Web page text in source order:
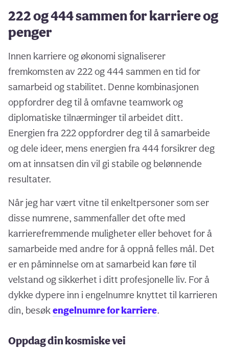
222 og 444 sammen for karriere og
penger
Innen karriere og økonomi signaliserer
fremkomsten av 222 og 444 sammen en tid for
samarbeid og stabilitet. Denne kombinasjonen
oppfordrer deg til å omfavne teamwork og
diplomatiske tilnærminger til arbeidet ditt.
Energien fra 222 oppfordrer deg til å samarbeide
og dele ideer, mens energien fra 444 forsikrer deg
om at innsatsen din vil gi stabile og belønnende
resultater.
Når jeg har vært vitne til enkeltpersoner som ser
disse numrene, sammenfaller det ofte med
karrierefremmende muligheter eller behovet for å
samarbeide med andre for å oppnå felles mål. Det
er en påminnelse om at samarbeid kan føre til
velstand og sikkerhet i ditt profesjonelle liv. For å
dykke dypere inn i engelnumre knyttet til karrieren
din, besøkengelnumre for karriere.
Oppdag din kosmiske vei